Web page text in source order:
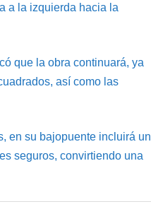
a la izquierda hacia la
que la obra continuará, ya
así como las
en su bajopuente incluirá un
seguros, convirtiendo una